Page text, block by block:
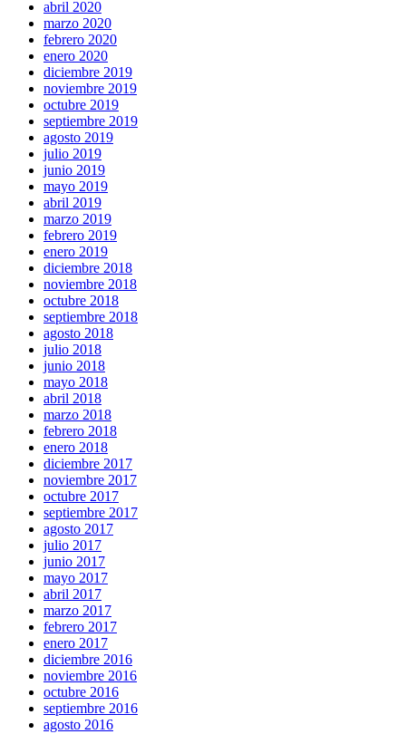
abril 2020
marzo 2020
febrero 2020
enero 2020
diciembre 2019
noviembre 2019
octubre 2019
septiembre 2019
agosto 2019
julio 2019
junio 2019
mayo 2019
abril 2019
marzo 2019
febrero 2019
enero 2019
diciembre 2018
noviembre 2018
octubre 2018
septiembre 2018
agosto 2018
julio 2018
junio 2018
mayo 2018
abril 2018
marzo 2018
febrero 2018
enero 2018
diciembre 2017
noviembre 2017
octubre 2017
septiembre 2017
agosto 2017
julio 2017
junio 2017
mayo 2017
abril 2017
marzo 2017
febrero 2017
enero 2017
diciembre 2016
noviembre 2016
octubre 2016
septiembre 2016
agosto 2016